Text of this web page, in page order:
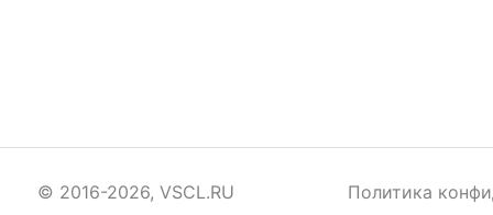
© 2016-2026, VSCL.RU Политика